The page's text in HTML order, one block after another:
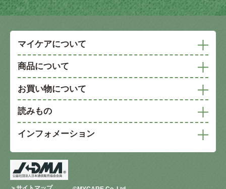
マイケアについて
商品について
お買い物について
読みもの
インフォメーション